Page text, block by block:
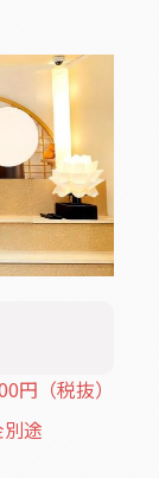
円 （税抜）
途